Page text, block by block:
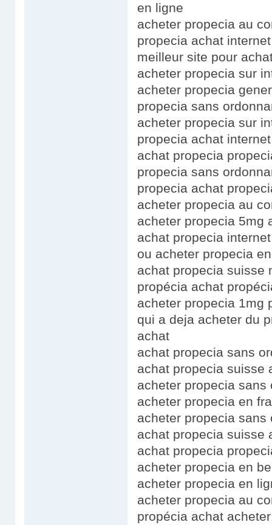
en ligne
acheter propecia au
propecia achat
meilleur site pour
acheter propecia sur
acheter propecia
propecia sans
acheter propecia sur
propecia achat
achat propecia
propecia sans
propecia achat
acheter propecia au
acheter propecia 5mg
achat propecia
ou acheter propecia
achat propecia suisse
propécia achat
acheter propecia 1mg
qui a deja acheter du
achat
achat propecia sans
achat propecia suisse
acheter propecia
acheter propecia en
acheter propecia
achat propecia suisse
achat propecia
acheter propecia en
acheter propecia en
acheter propecia au
propécia achat